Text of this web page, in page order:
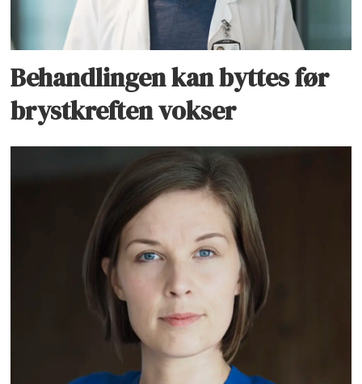
Behandlingen kan byttes før
brystkreften vokser